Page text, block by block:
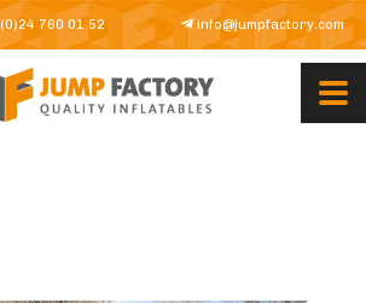
760 01 52 info@jumpfactory.com